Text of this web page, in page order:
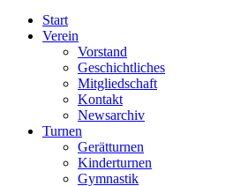
Start
Verein
Vorstand
Geschichtliches
Mitgliedschaft
Kontakt
Newsarchiv
Turnen
Gerätturnen
Kinderturnen
Gymnastik